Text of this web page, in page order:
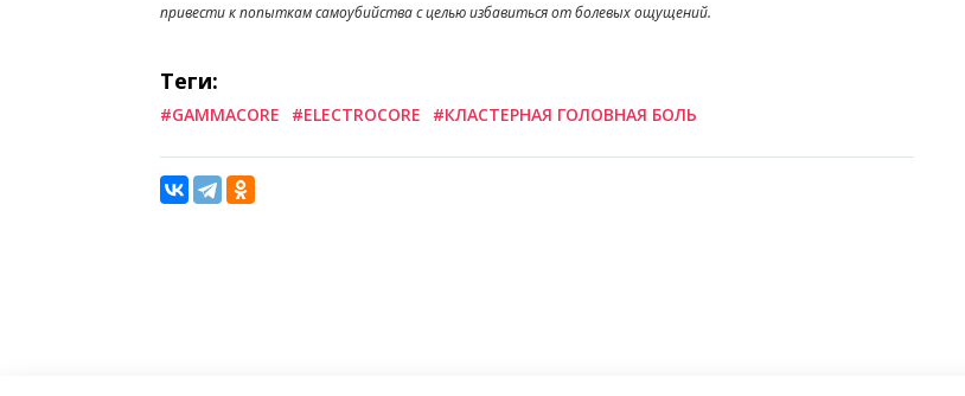
привести к попыткам самоубийства с целью избавиться от болевых ощущений.
Теги:
#GAMMACORE #ELECTROCORE #КЛАСТЕРНАЯ ГОЛОВНАЯ БОЛЬ